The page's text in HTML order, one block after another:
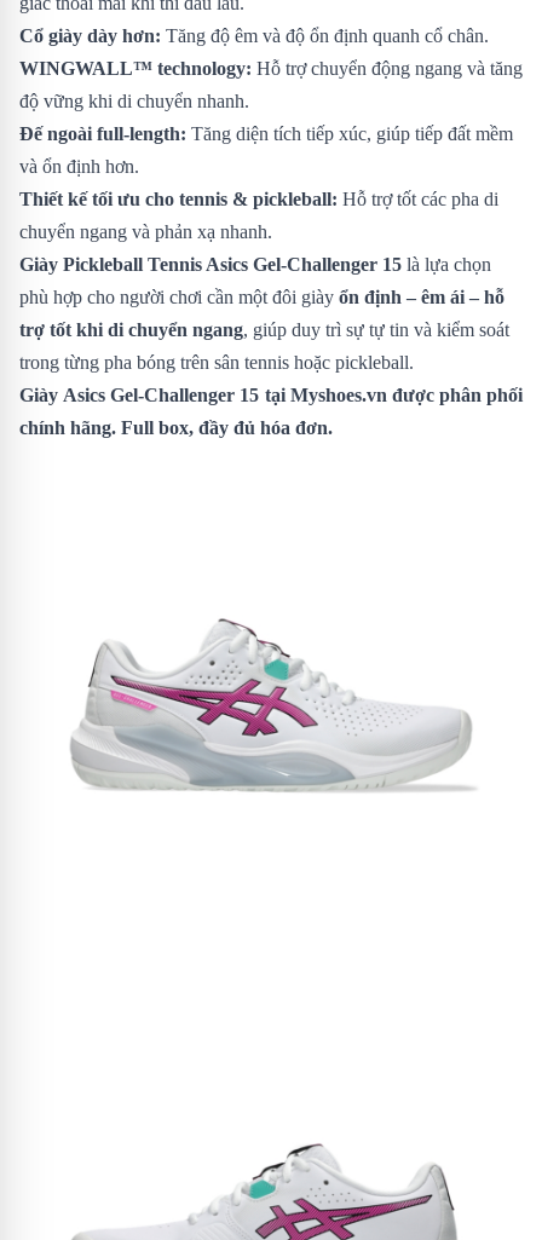
Cổ giày dày hơn: Tăng độ êm và độ ổn định quanh cổ chân.
WINGWALL™ technology: Hỗ trợ chuyển động ngang và tăng
độ vững khi di chuyển nhanh.
Đế ngoài full-length: Tăng diện tích tiếp xúc, giúp tiếp đất mềm
và ổn định hơn.
Thiết kế tối ưu cho tennis & pickleball: Hỗ trợ tốt các pha di
chuyển ngang và phản xạ nhanh.
Giày Pickleball Tennis Asics Gel-Challenger 15 là lựa chọn
phù hợp cho người chơi cần một đôi giày ổn định – êm ái – hỗ
trợ tốt khi di chuyển ngang, giúp duy trì sự tự tin và kiểm soát
trong từng pha bóng trên sân tennis hoặc pickleball.
Giày Asics Gel-Challenger 15 tại Myshoes.vn được phân phối
chính hãng. Full box, đầy đủ hóa đơn.